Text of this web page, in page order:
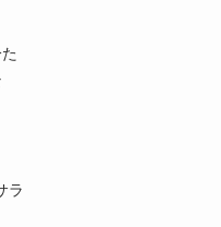
ラ